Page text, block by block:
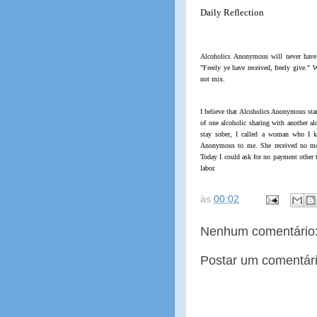
Daily Reflection
Alcoholics Anonymous will never
"Freely ye have received, freely give."
not mix.
I believe that Alcoholics Anonymous
of one alcoholic sharing with another
stay sober, I called a woman who I
Anonymous to me. She received no
Today I could ask for no payment
labor.
às 00:02
Nenhum
Postar um